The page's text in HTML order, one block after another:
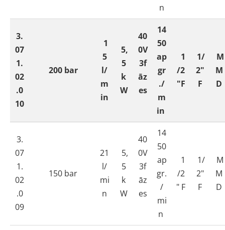
n
3.
07
1.
02
.0
10
200 bar
1
5
l/
m
in
5,
5
k
W
40
0V
3f
āz
es
14
50
ap
gr
./
m
in
1
/2
"F
1/
2"
F
M
M
D
3.
07
1.
02
.0
09
150 bar
21
l/
mi
n
5,
5
k
W
40
0V
3f
āz
es
14
50
ap
gr.
/
mi
n
1
/2
" F
1/
2"
F
M
M
D